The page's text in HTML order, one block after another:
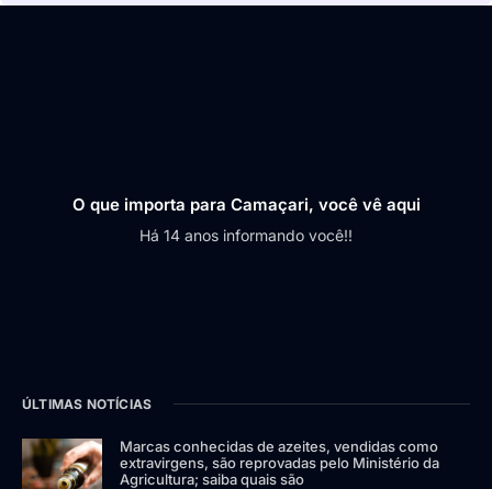
O que importa para Camaçari, você vê aqui
Há 14 anos informando você!!
ÚLTIMAS NOTÍCIAS
Marcas conhecidas de azeites, vendidas como
extravirgens, são reprovadas pelo Ministério da
Agricultura; saiba quais são